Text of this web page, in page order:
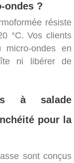
ondes ?
résiste
°C. Vos clients
micro-ondes en
ni libérer de
à salade
pour la
sont conçus